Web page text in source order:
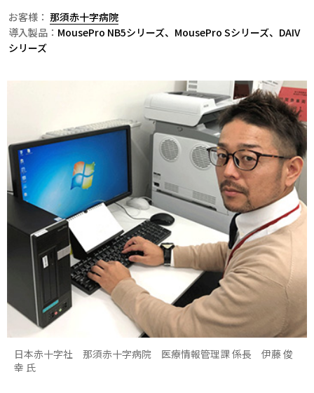
お客様： 那須赤十字病院
導入製品： MousePro NB5シリーズ、MousePro Sシリーズ、DAIV
シリーズ
日本赤十字社 那須赤十字病院 医療情報管理課 係長 伊藤 俊
幸 氏